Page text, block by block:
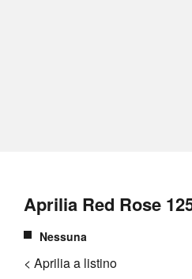
Aprilia Red Rose
Nessuna
< Aprilia a listino